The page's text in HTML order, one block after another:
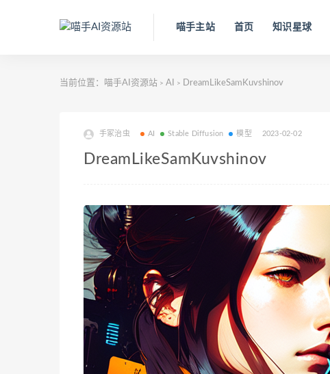
喵手主站 首页 知识星球
当前位置： 喵手AI资源站 > AI > DreamLikeSamKuvshinov
手冢治虫 AI Stable Diffusion 模型 2023-02-02
DreamLikeSamKuvshinov